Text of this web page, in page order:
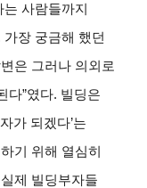
사람들까지
장 궁금해 했던
은 그러나 의외로
다”였다. 빌딩은
가 되겠다’는
기 위해 열심히
제 빌딩부자들